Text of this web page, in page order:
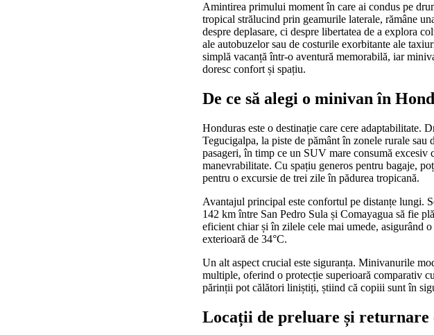
Amintirea primului moment în care ai condus pe
tropical strălucind prin geamurile laterale, rămâne
despre deplasare, ci despre libertatea de a explora
ale autobuzelor sau de costurile exorbitante ale
simplă vacanță într-o aventură memorabilă, iar
doresc confort și spațiu.
De ce să alegi o minivan în
Honduras este o destinație care cere adaptabilitate.
Tegucigalpa, la piste de pământ în zonele rurale sau
pasageri, în timp ce un SUV mare consumă
manevrabilitate. Cu spațiu generos pentru bagaje,
pentru o excursie de trei zile în pădurea tropicană.
Avantajul principal este confortul pe distanțe lungi.
142 km între San Pedro Sula și Comayagua să fie
eficient chiar și în zilele cele mai umede, asigurând
exterioară de 34°C.
Un alt aspect crucial este siguranța. Minivanurile
multiple, oferind o protecție superioară comparativ
părinții pot călători liniștiți, știind că copiii sunt în
Locații de preluare și returnare